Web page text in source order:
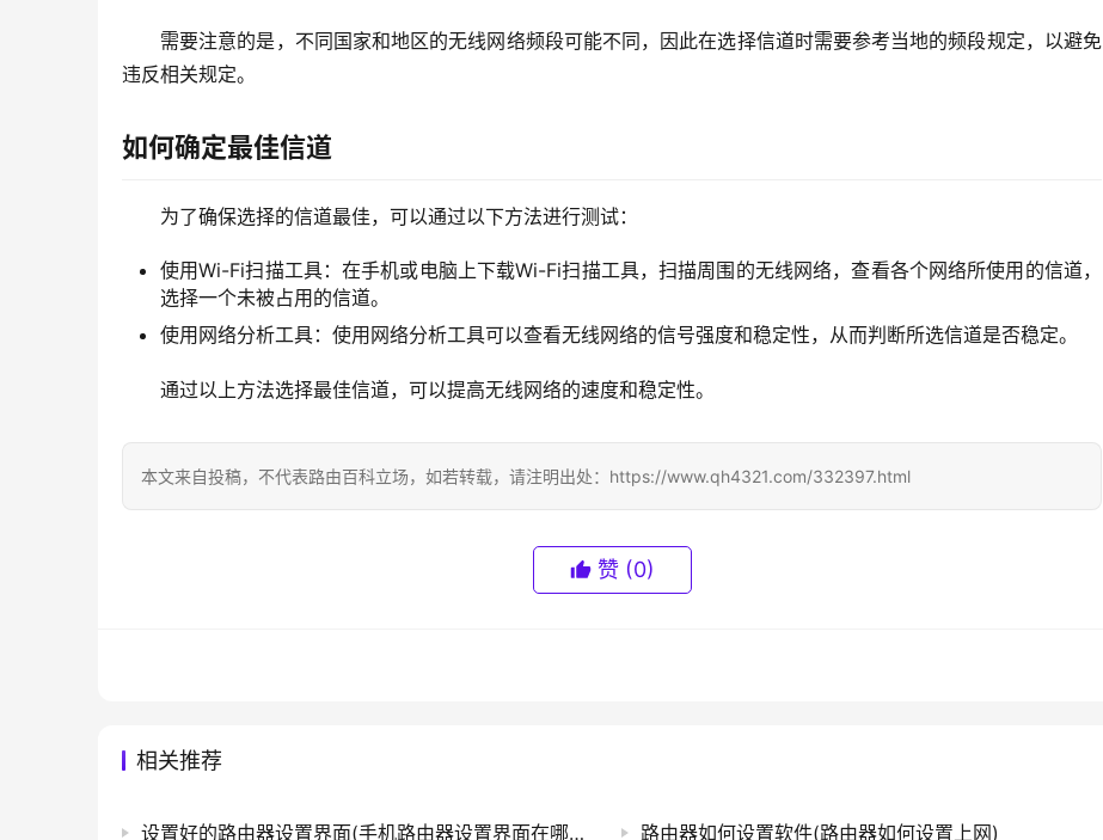
需要注意的是，不同国家和地区的无线网络频段可能不同，因此在选择信道时需要参考当地的频段规定，以避免
违反相关规定。
如何确定最佳信道
为了确保选择的信道最佳，可以通过以下方法进行测试：
使用Wi-Fi扫描工具：在手机或电脑上下载Wi-Fi扫描工具，扫描周围的无线网络，查看各个网络所使用的信道，
选择一个未被占用的信道。
使用网络分析工具：使用网络分析工具可以查看无线网络的信号强度和稳定性，从而判断所选信道是否稳定。
通过以上方法选择最佳信道，可以提高无线网络的速度和稳定性。
本文来自投稿，不代表路由百科立场，如若转载，请注明出处：https://www.qh4321.com/332397.html
赞 (0)
相关推荐
设置好的路由器设置界面(手机路由器设置界面在哪里设置) 路由器如何设置软件(路由器如何设置上网)